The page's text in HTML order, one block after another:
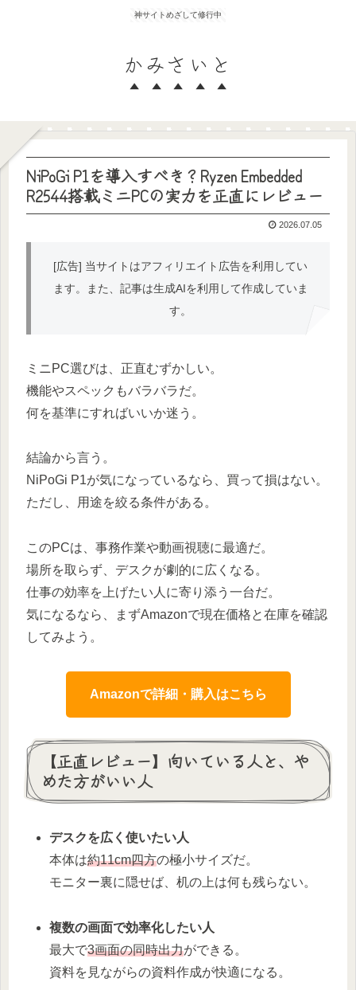
神サイトめざして修行中
かみさいと
NiPoGi P1を導入すべき？Ryzen Embedded
R2544搭載ミニPCの実力を正直にレビュー
2026.07.05
[広告] 当サイトはアフィリエイト広告を利用してい
ます。また、記事は生成AIを利用して作成していま
す。
ミニPC選びは、正直むずかしい。
機能やスペックもバラバラだ。
何を基準にすればいいか迷う。
結論から言う。
NiPoGi P1が気になっているなら、買って損はない。
ただし、用途を絞る条件がある。
このPCは、事務作業や動画視聴に最適だ。
場所を取らず、デスクが劇的に広くなる。
仕事の効率を上げたい人に寄り添う一台だ。
気になるなら、まずAmazonで現在価格と在庫を確認
してみよう。
Amazonで詳細・購入はこちら
【正直レビュー】向いている人と、や
めた方がいい人
デスクを広く使いたい人
本体は約11cm四方の極小サイズだ。
モニター裏に隠せば、机の上は何も残らない。
複数の画面で効率化したい人
最大で3画面の同時出力ができる。
資料を見ながらの資料作成が快適になる。